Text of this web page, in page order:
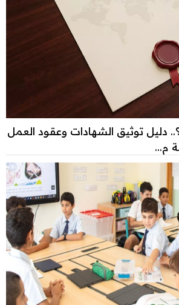
توثيق الشهادات وعقود العمل
م...